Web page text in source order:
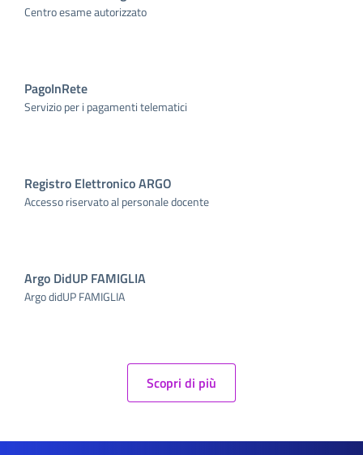
Centro esame autorizzato
PagoInRete
Servizio per i pagamenti telematici
Registro Elettronico ARGO
Accesso riservato al personale docente
Argo DidUP FAMIGLIA
Argo didUP FAMIGLIA
Scopri di più